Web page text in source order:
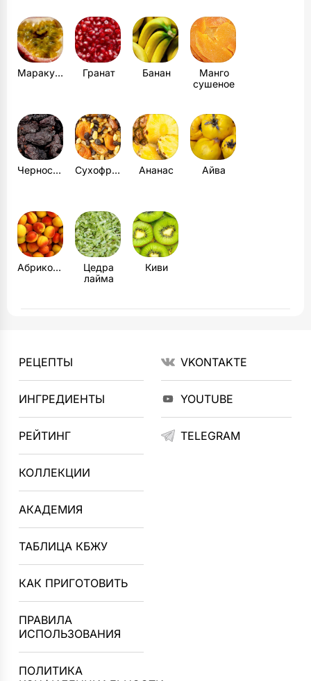
Маракуйя Гранат Банан
Манго
сушеное
Чернослив Сухофрукты Ананас Айва
Абрикосы
Цедра
лайма
Киви
РЕЦЕПТЫ
ИНГРЕДИЕНТЫ
РЕЙТИНГ
КОЛЛЕКЦИИ
АКАДЕМИЯ
ТАБЛИЦА КБЖУ
КАК ПРИГОТОВИТЬ
ПРАВИЛА
ИСПОЛЬЗОВАНИЯ
ПОЛИТИКА
VKONTAKTE
YOUTUBE
TELEGRAM